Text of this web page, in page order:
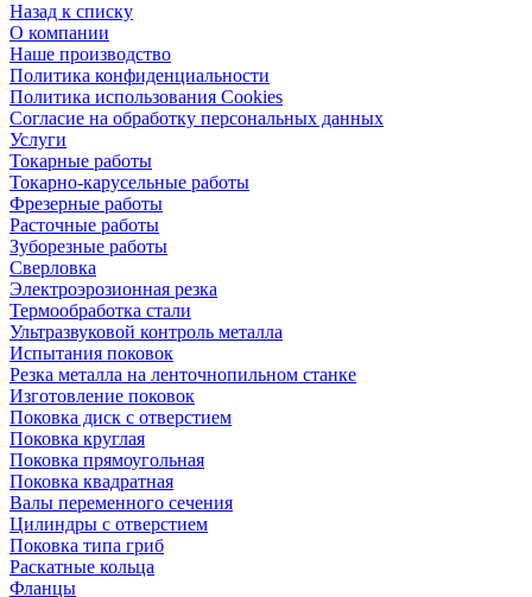
Назад к списку
О компании
Наше производство
Политика конфиденциальности
Политика использования Cookies
Согласие на обработку персональных данных
Услуги
Токарные работы
Токарно-карусельные работы
Фрезерные работы
Расточные работы
Зуборезные работы
Сверловка
Электроэрозионная резка
Термообработка стали
Ультразвуковой контроль металла
Испытания поковок
Резка металла на ленточнопильном станке
Изготовление поковок
Поковка диск с отверстием
Поковка круглая
Поковка прямоугольная
Поковка квадратная
Валы переменного сечения
Цилиндры с отверстием
Поковка типа гриб
Раскатные кольца
Фланцы